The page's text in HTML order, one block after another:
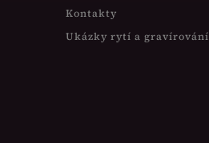
Kontakty
Ukázky rytí a gravírování